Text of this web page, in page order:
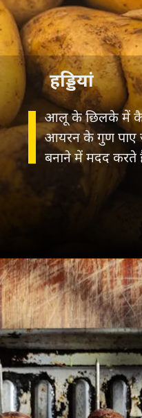
आलू के छिलके में
आयरन के गुण पाए
बनाने में मदद करते
हड्डियां